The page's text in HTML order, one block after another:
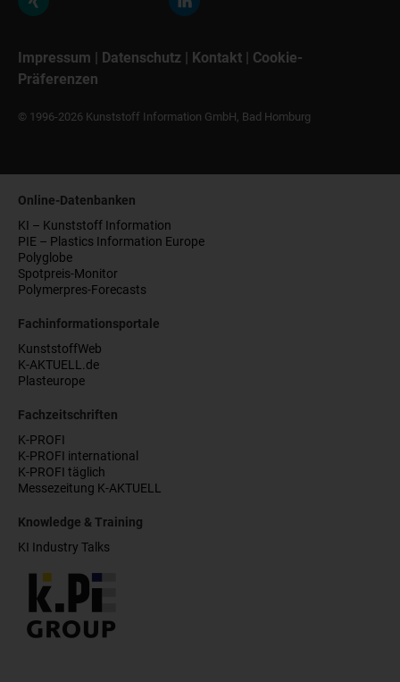
Impressum | Datenschutz | Kontakt | Cookie-
Präferenzen
© 1996-2026 Kunststoff Information GmbH, Bad Homburg
Online-Datenbanken
KI – Kunststoff Information
PIE – Plastics Information Europe
Polyglobe
Spotpreis-Monitor
Polymerpres-Forecasts
Fachinformationsportale
KunststoffWeb
K-AKTUELL.de
Plasteurope
Fachzeitschriften
K-PROFI
K-PROFI international
K-PROFI täglich
Messezeitung K-AKTUELL
Knowledge & Training
KI Industry Talks